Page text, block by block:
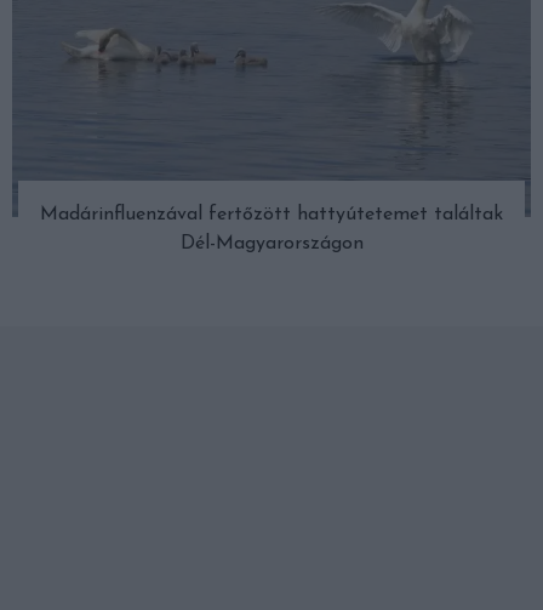
Madárinfluenzával fertőzött hattyútetemet találtak
Dél-Magyarországon